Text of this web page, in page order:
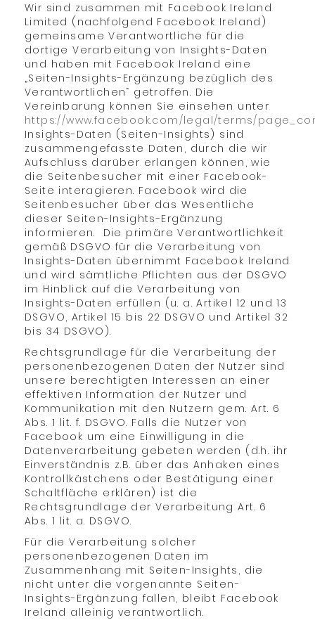
Wir sind zusammen mit Facebook Ireland
Limited (nachfolgend Facebook Ireland)
gemeinsame Verantwortliche für die
dortige Verarbeitung von Insights-Daten
und haben mit Facebook Ireland eine
„Seiten-Insights-Ergänzung bezüglich des
Verantwortlichen“ getroffen. Die
Vereinbarung können Sie einsehen unter
https://www.facebook.com/legal/terms/
Insights-Daten (Seiten-Insights) sind
zusammengefasste Daten, durch die wir
Aufschluss darüber erlangen können, wie
die Seitenbesucher mit einer Facebook-
Seite interagieren. Facebook wird die
Seitenbesucher über das Wesentliche
dieser Seiten-Insights-Ergänzung
informieren. Die primäre Verantwortlichkeit
gemäß DSGVO für die Verarbeitung von
Insights-Daten übernimmt Facebook Ireland
und wird sämtliche Pflichten aus der DSGVO
im Hinblick auf die Verarbeitung von
Insights-Daten erfüllen (u. a. Artikel 12 und 13
DSGVO, Artikel 15 bis 22 DSGVO und Artikel 32
bis 34 DSGVO).
Rechtsgrundlage für die Verarbeitung der
personenbezogenen Daten der Nutzer sind
unsere berechtigten Interessen an einer
effektiven Information der Nutzer und
Kommunikation mit den Nutzern gem. Art. 6
Abs. 1 lit. f. DSGVO. Falls die Nutzer von
Facebook um eine Einwilligung in die
Datenverarbeitung gebeten werden (d.h. ihr
Einverständnis z.B. über das Anhaken eines
Kontrollkästchens oder Bestätigung einer
Schaltfläche erklären) ist die
Rechtsgrundlage der Verarbeitung Art. 6
Abs. 1 lit. a. DSGVO.
Für die Verarbeitung solcher
personenbezogenen Daten im
Zusammenhang mit Seiten-Insights, die
nicht unter die vorgenannte Seiten-
Insights-Ergänzung fallen, bleibt Facebook
Ireland alleinig verantwortlich.